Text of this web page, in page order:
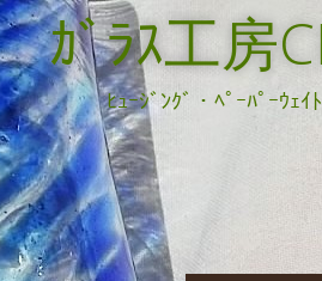
ｶﾞﾗｽ工房
ﾋｭｰｼﾞﾝｸﾞ・ﾍﾟｰﾊﾟｰｳｪ